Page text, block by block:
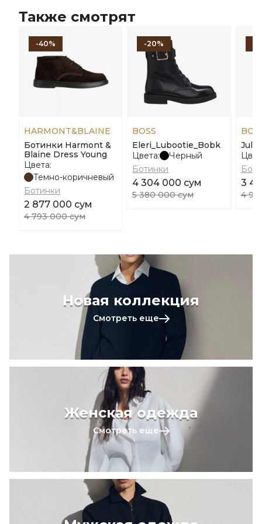
Также смотрят
-40%
HARMONT&BLAINE
Ботинки Harmont &
Blaine Dress Young
Цвета:
Темно-коричневый
Ботинки
2 877 000 сум
4 793 000 сум
-20%
BOSS
Eleri_Lubootie_Bobk
Цвета:
Черный
Ботинки
4 304 000 сум
5 380 000 сум
3
4
Новая коллекция
Смотреть еще
Женская одежда
Смотреть еще